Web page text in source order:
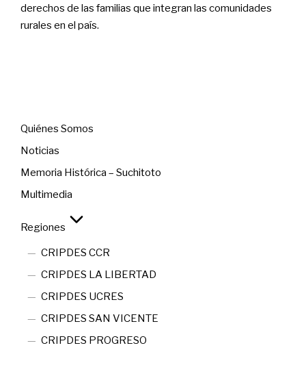
derechos de las familias que integran las comunidades
rurales en el país.
Quiénes Somos
Noticias
Memoria Histórica – Suchitoto
Multimedia
Regiones
CRIPDES CCR
CRIPDES LA LIBERTAD
CRIPDES UCRES
CRIPDES SAN VICENTE
CRIPDES PROGRESO